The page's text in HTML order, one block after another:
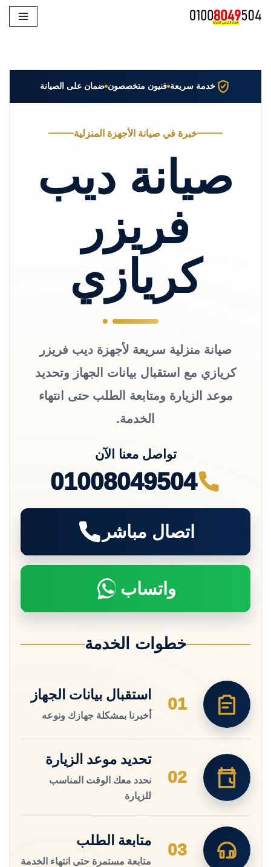
خدمة سريعة فنيون متخصصون ضمان على الصيانة
خبرة في صيانة الأجهزة المنزلية
صيانة ديب
فريزر
كريازي
صيانة منزلية سريعة لأجهزة ديب فريزر
كريازي مع استقبال بيانات الجهاز وتحديد
موعد الزيارة ومتابعة الطلب حتى انتهاء
الخدمة.
تواصل معنا الآن
01008049504
اتصال مباشر
واتساب
خطوات الخدمة
01
استقبال بيانات الجهاز
أخبرنا بمشكلة جهازك ونوعه
02
تحديد موعد الزيارة
نحدد معك الوقت المناسب
للزيارة
03
متابعة الطلب
متابعة مستمرة حتى انتهاء الخدمة